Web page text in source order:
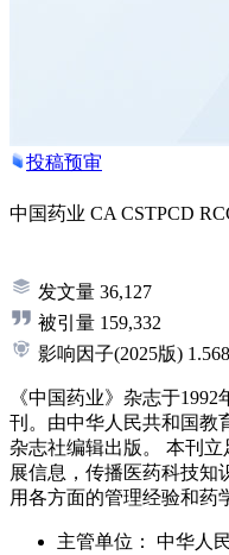
投稿预审
中国药业 CA CSTPCD
发文量 36,127
被引量 159,332
影响因子(2025版) 1.568
《中国药业》杂志于
刊。由中华人民共和国教
杂志社编辑出版。 本刊
展信息，传播医药科技知
用各方面的管理经验和药
主管单位：
中华人